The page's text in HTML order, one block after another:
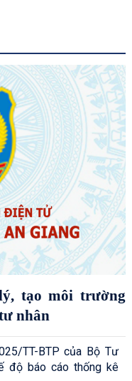
tạo môi trường
nhân
TT-BTP của Bộ Tư
độ báo cáo thống kê